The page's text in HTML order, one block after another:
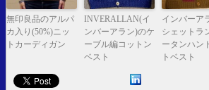
無印良品のアルパ
カ入り(50%)ニッ
トカーディガン
INVERALLAN(イ
ンバーアラン)のケ
ーブル編コットン
ベスト
インバーア
シェットラ
ータンハン
トベスト